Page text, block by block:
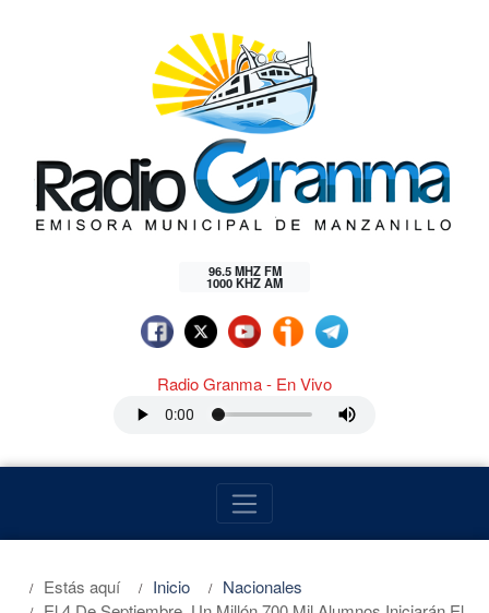
96.5 MHZ FM
1000 KHZ AM
Radio Granma - En Vivo
Estás aquí Inicio
Nacionales